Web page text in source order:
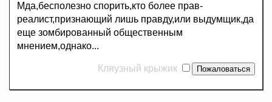
Мда,бесполезно спорить,кто более прав-
реалист,признающий лишь правду,или выдумщик,да
еще зомбированный общественным
мнением,однако...
Кляузный крыжик